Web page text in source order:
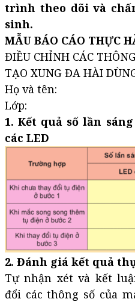
trình theo dõi và
sinh.
MẪU BÁO CÁO THỰC
ĐIỀU CHỈNH CÁC
TẠO XUNG ĐA HÀI
Họ và tên:
Lớp:
1. Kết quả số lần
các LED
2. Đánh giá kết quả
Tự nhận xét và kết
đổi các thông số của